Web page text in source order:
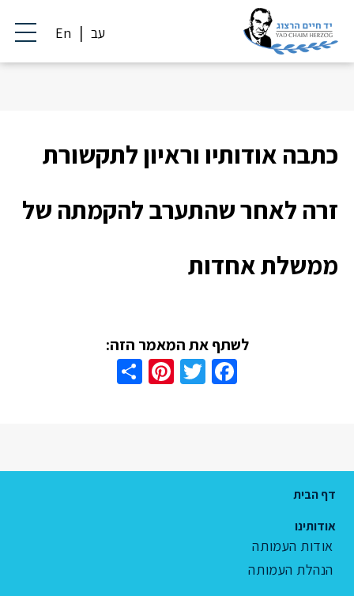
עב En
כתבה אודותיו וראיון לתקשורת
זרה לאחר שהתערב להקמתה של
ממשלת אחדות
לשתף את המאמר הזה:
Facebook
Twitter
Pinterest
דף הבית
אודותינו
אודות העמותה
הנהלת העמותה